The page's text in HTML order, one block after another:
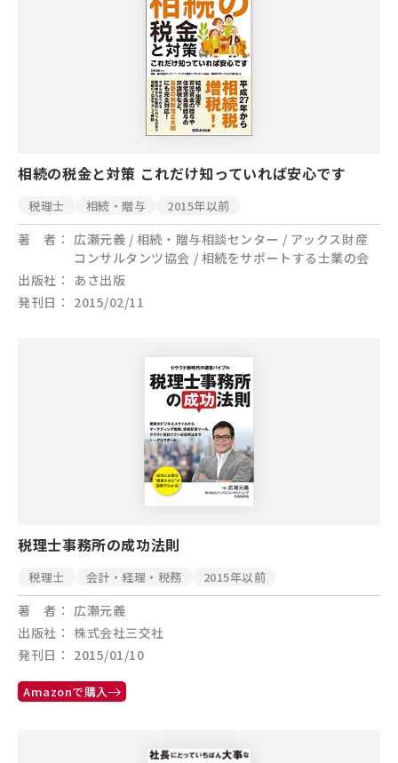
相続の税金と対策 これだけ知っていれば安心です
税理士 相続・贈与 2015年以前
著 者
広瀬元義 / 相続・贈与相談センター / アックス財産
コンサルタンツ協会 / 相続をサポートする士業の会
出版社
あさ出版
発刊日
2015/02/11
税理士事務所の成功法則
税理士 会計・経理・税務 2015年以前
著 者
広瀬元義
出版社
株式会社三交社
発刊日
2015/01/10
Amazonで購入